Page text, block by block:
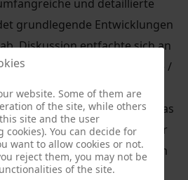
und detaillierte
grundlegende Entwicklungen
Diskussion entfachte sich an
stadtteilbezogene Feste /
primär aus dem Budget
finanziert werden sollen. Das
denn genau dafür
anderen Seite muss nun im
Übersicht je Stadtteil
website. Some of them are
of the site, while others
site and the user
cookies). You can decide for
want to allow cookies or not.
reject them, you may not be
of the site.